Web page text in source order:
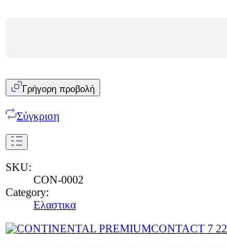
Γρήγορη προβολή
Σύγκριση
SKU:
CON-0002
Category:
Ελαστικα